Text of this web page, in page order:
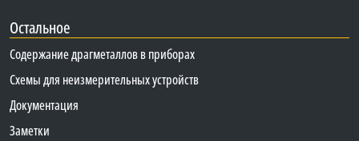
Остальное
Содержание драгметаллов в приборах
Схемы для неизмерительных устройств
Документация
Заметки